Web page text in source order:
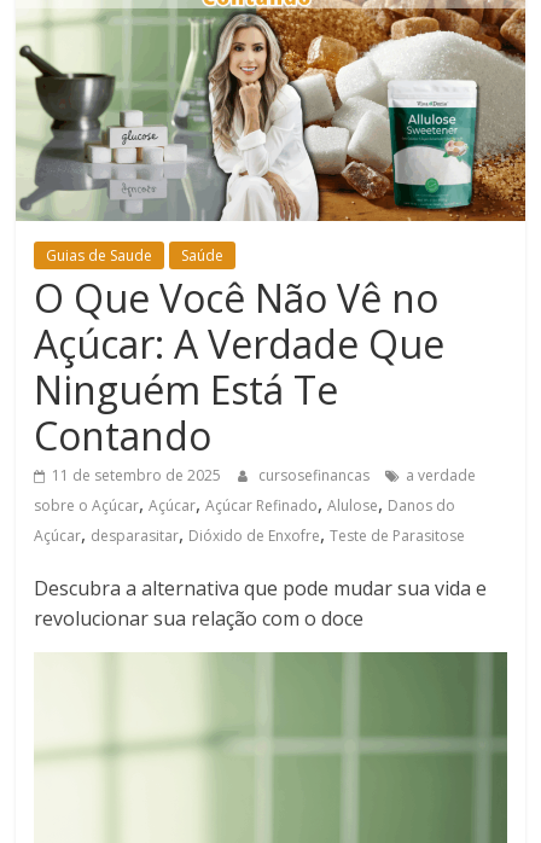
Estar
Guias de Saude Saúde
O Que Você Não Vê no
Açúcar: A Verdade Que
Ninguém Está Te
Contando
11 de setembro de 2025 cursosefinancas
a verdade
sobre o Açúcar,Açúcar,Açúcar Refinado,Alulose, Danos do
Açúcar, desparasitar, Dióxido de Enxofre,Teste de Parasitose
Descubra a alternativa que pode mudar sua vida e
revolucionar sua relação com o doce